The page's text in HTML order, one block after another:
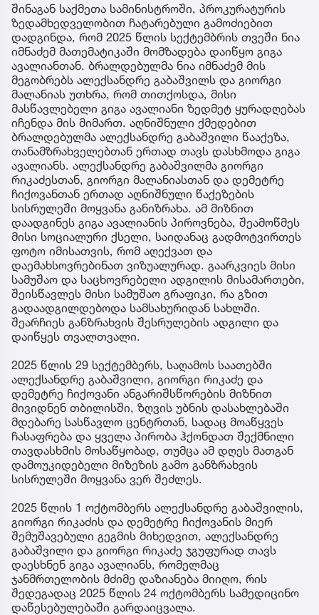
შინაგან საქმეთა სამინისტროში, პროკურატურის
ზედამხედველობით ჩატარებული გამოძიებით
დადგინდა, რომ 2025 წლის სექტემბრის თვეში ნია
იმნაძემ მათემატიკაში მომზადება დაიწყო გიგა
ავალიანთან. ბრალდებულმა ნია იმნაძემ მის
მეგობრებს ალექსანდრე გაბაშვილს და გიორგი
მალანიას უთხრა, რომ თითქოსდა, მისი
მასწავლებელი გიგა ავალიანი ზედმეტ ყურადღებას
იჩენდა მის მიმართ. აღნიშნული ქმედებით
ბრალდებულმა ალექსანდრე გაბაშვილი წააქეზა,
თანამზრახველებთან ერთად თავს დასხმოდა გიგა
ავალიანს. ალექსანდრე გაბაშვილმა გიორგი
რიკაძესთან, გიორგი მალანიასთან და დემეტრე
ჩიქოვანთან ერთად აღნიშნული წაქეზების
სისრულეში მოყვანა განიზრახა. ამ მიზნით
დაადგინეს გიგა ავალიანის პიროვნება, შეამოწმეს
მისი სოციალური ქსელი, საიდანაც გადმოტვირთეს
ფოტო იმისათვის, რომ აღექვათ და
დაემახსოვრებინათ ვიზუალურად. გაარკვიეს მისი
სამუშაო და საცხოვრებელი ადგილის მისამართები,
შეისწავლეს მისი სამუშაო გრაფიკი, რა გზით
გადაადგილდებოდა სამსახურიდან სახლში.
შეარჩიეს განზრახვის შესრულების ადგილი და
დაიწყეს თვალთვალი.
2025 წლის 29 სექტემბერს, საღამოს საათებში
ალექსანდრე გაბაშვილი, გიორგი რიკაძე და
დემეტრე ჩიქოვანი ანგარიშსწორების მიზნით
მივიდნენ თბილისში, ზღვის უბნის დასახლებაში
მდებარე სასწავლო ცენტრთან, სადაც მოაწყვეს
ჩასაფრება და ყველა პირობა ჰქონდათ შექმნილი
თავდასხმის მოსაწყობად, თუმცა ამ დღეს მათგან
დამოუკიდებელი მიზეზის გამო განზრახვის
სისრულეში მოყვანა ვერ შეძლეს.
2025 წლის 1 ოქტომბერს ალექსანდრე გაბაშვილის,
გიორგი რიკაძის და დემეტრე ჩიქოვანის მიერ
შემუშავებული გეგმის მიხედვით, ალექსანდრე
გაბაშვილი და გიორგი რიკაძე ჯგუფურად თავს
დაესხნენ გიგა ავალიანს, რომელმაც
ჯანმრთელობის მძიმე დაზიანება მიიღო, რის
შედეგადაც 2025 წლის 24 ოქტომბერს სამედიცინო
დაწესებულებაში გარდაიცვალა.